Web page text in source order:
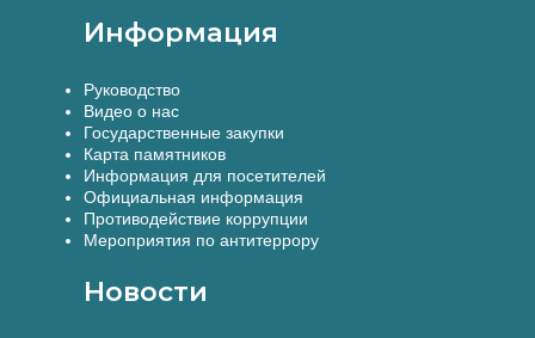
Информация
Руководство
Видео о нас
Государственные закупки
Карта памятников
Информация для посетителей
Официальная информация
Противодействие коррупции
Мероприятия по антитеррору
Новости